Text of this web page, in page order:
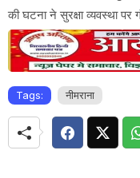
की घटना ने सुरक्षा व्यवस्था
Tags: नीमराना